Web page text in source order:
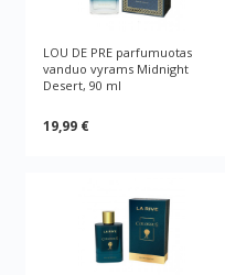
LOU DE PRE parfumuotas
vanduo vyrams Midnight
Desert, 90 ml
19,99 €